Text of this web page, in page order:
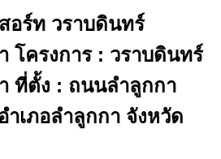
อร์ท วราบดินทร์
โครงการ : วราบดินทร์
ที่ตั้ง : ถนนลำลูกกา
เภอลำลูกกา จังหวัด